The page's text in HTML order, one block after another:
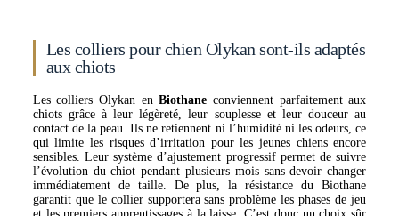
Les colliers pour chien Olykan sont-ils adaptés
aux chiots
Les colliers Olykan enBiothane conviennent parfaitement aux
chiots grâce à leur légèreté, leur souplesse et leur douceur au
contact de la peau. Ils ne retiennent ni l’humidité ni les odeurs, ce
qui limite les risques d’irritation pour les jeunes chiens encore
sensibles. Leur système d’ajustement progressif permet de suivre
l’évolution du chiot pendant plusieurs mois sans devoir changer
immédiatement de taille. De plus, la résistance du Biothane
garantit que le collier supportera sans problème les phases de jeu